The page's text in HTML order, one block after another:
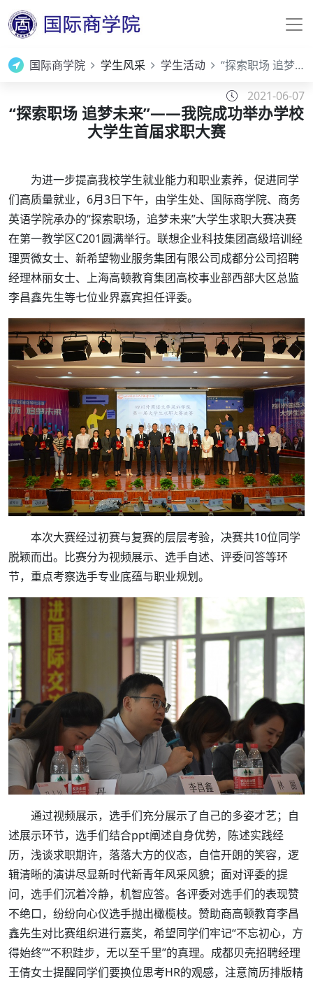
国际商学院 学生风采 学生活动
“探索职场 追梦未来”——我院成功举办学校大学生首届求职大赛
2021-06-07
“探索职场 追梦未来”——我院成功举办学校
大学生首届求职大赛
为进一步提高我校学生就业能力和职业素养，促进同学
们高质量就业，6月3日下午，由学生处、国际商学院、商务
英语学院承办的“探索职场，追梦未来”大学生求职大赛决赛
在第一教学区C201圆满举行。联想企业科技集团高级培训经
理贾微女士、新希望物业服务集团有限公司成都分公司招聘
经理林丽女士、上海高顿教育集团高校事业部西部大区总监
李昌鑫先生等七位业界嘉宾担任评委。
本次大赛经过初赛与复赛的层层考验，决赛共10位同学
脱颖而出。比赛分为视频展示、选手自述、评委问答等环
节，重点考察选手专业底蕴与职业规划。
通过视频展示，选手们充分展示了自己的多姿才艺；自
述展示环节，选手们结合ppt阐述自身优势，陈述实践经
历，浅谈求职期许，落落大方的仪态，自信开朗的笑容，逻
辑清晰的演讲尽显新时代新青年风采风貌；面对评委的提
问，选手们沉着冷静，机智应答。各评委对选手们的表现赞
不绝口，纷纷向心仪选手抛出橄榄枝。赞助商高顿教育李昌
鑫先生对比赛组织进行嘉奖，希望同学们牢记“不忘初心，方
得始终”“不积跬步，无以至千里”的真理。成都贝壳招聘经理
王倩女士提醒同学们要换位思考HR的观感，注意简历排版精